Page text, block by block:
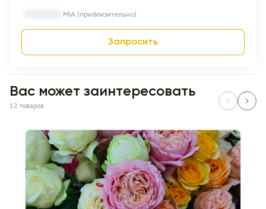
MIA (приблизительно)
Запросить
Вас может заинтересовать
12 товаров